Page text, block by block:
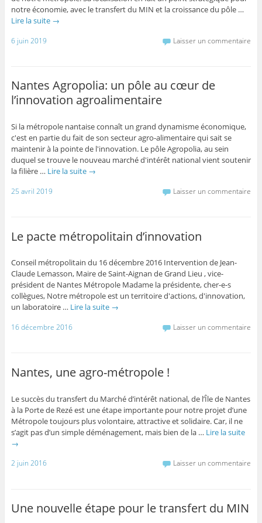
notre économie, avec le transfert du MIN et la croissance du pôle …
Lire la suite →
6 juin 2019 Laisser un commentaire
Nantes Agropolia: un pôle au cœur de
l’innovation agroalimentaire
Si la métropole nantaise connaît un grand dynamisme économique,
c'est en partie du fait de son secteur agro-alimentaire qui sait se
maintenir à la pointe de l'innovation. Le pôle Agropolia, au sein
duquel se trouve le nouveau marché d'intérêt national vient soutenir
la filière … Lire la suite →
25 avril 2019 Laisser un commentaire
Le pacte métropolitain d’innovation
Conseil métropolitain du 16 décembre 2016 Intervention de Jean-
Claude Lemasson, Maire de Saint-Aignan de Grand Lieu , vice-
président de Nantes Métropole Madame la présidente, cher-e-s
collègues, Notre métropole est un territoire d'actions, d'innovation,
un laboratoire … Lire la suite →
16 décembre 2016 Laisser un commentaire
Nantes, une agro-métropole !
Le succès du transfert du Marché d’intérêt national, de l’Île de Nantes
à la Porte de Rezé est une étape importante pour notre projet d’une
Métropole toujours plus volontaire, attractive et solidaire. Car, il ne
s’agit pas d’un simple déménagement, mais bien de la … Lire la suite
→
2 juin 2016 Laisser un commentaire
Une nouvelle étape pour le transfert du MIN